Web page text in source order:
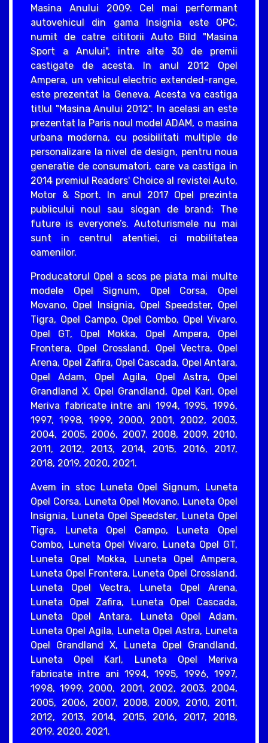
Masina Anului 2009. Cel mai performant
autovehicul din gama Insignia este OPC,
numit de catre cititorii Auto Bild "Masina
Sport a Anului", intre alte 30 de premii
castigate de acesta. In anul 2012 Opel
Ampera, un vehicul electric extended-range,
este prezentat la Geneva. Acesta va castiga
titlul "Masina Anului 2012". In acelasi an este
prezentat la Paris noul model ADAM, o masina
urbana moderna, cu posibilitati multiple de
personalizare la nivel de design, pentru noua
generatie de consumatori, care va castiga in
2014 premiul Readers' Choice al revistei Auto,
Motor & Sport. In anul 2017 Opel prezinta
publicului noul sau slogan de brand: The
future is everyone’s. Autoturismele nu mai
sunt in centrul atentiei, ci mobilitatea
oamenilor.
Producatorul Opel a scos pe piata mai multe
modele Opel Signum, Opel Corsa, Opel
Movano, Opel Insignia, Opel Speedster, Opel
Tigra, Opel Campo, Opel Combo, Opel Vivaro,
Opel GT, Opel Mokka, Opel Ampera, Opel
Frontera, Opel Crossland, Opel Vectra, Opel
Arena, Opel Zafira, Opel Cascada, Opel Antara,
Opel Adam, Opel Agila, Opel Astra, Opel
Grandland X, Opel Grandland, Opel Karl, Opel
Meriva fabricate intre ani 1994, 1995, 1996,
1997, 1998, 1999, 2000, 2001, 2002, 2003,
2004, 2005, 2006, 2007, 2008, 2009, 2010,
2011, 2012, 2013, 2014, 2015, 2016, 2017,
2018, 2019, 2020, 2021.
Avem in stoc Luneta Opel Signum, Luneta
Opel Corsa, Luneta Opel Movano, Luneta Opel
Insignia, Luneta Opel Speedster, Luneta Opel
Tigra, Luneta Opel Campo, Luneta Opel
Combo, Luneta Opel Vivaro, Luneta Opel GT,
Luneta Opel Mokka, Luneta Opel Ampera,
Luneta Opel Frontera, Luneta Opel Crossland,
Luneta Opel Vectra, Luneta Opel Arena,
Luneta Opel Zafira, Luneta Opel Cascada,
Luneta Opel Antara, Luneta Opel Adam,
Luneta Opel Agila, Luneta Opel Astra, Luneta
Opel Grandland X, Luneta Opel Grandland,
Luneta Opel Karl, Luneta Opel Meriva
fabricate intre ani 1994, 1995, 1996, 1997,
1998, 1999, 2000, 2001, 2002, 2003, 2004,
2005, 2006, 2007, 2008, 2009, 2010, 2011,
2012, 2013, 2014, 2015, 2016, 2017, 2018,
2019, 2020, 2021.